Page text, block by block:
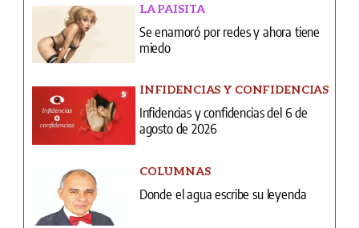
LA PAISITA
Se enamoró por redes y ahora tiene
miedo
INFIDENCIAS Y CONFIDENCIAS
Infidencias y confidencias del 6 de
agosto de 2026
COLUMNAS
Donde el agua escribe su leyenda